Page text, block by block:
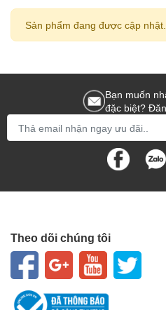
Sản phẩm đang được cập nhật.
Bạn muốn
đặc biệt?
Theo dõi chúng tôi